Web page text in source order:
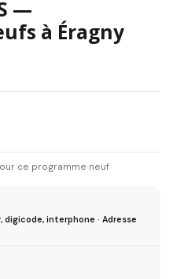
—
à Éragny
ce programme neuf
interphone · Adresse